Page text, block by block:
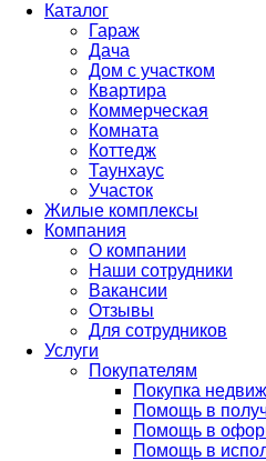
Каталог
Гараж
Дача
Дом с участком
Квартира
Коммерческая
Комната
Коттедж
Таунхаус
Участок
Жилые комплексы
Компания
О компании
Наши сотрудники
Вакансии
Отзывы
Для сотрудников
Услуги
Покупателям
Покупка
Помощь в
Помощь в
Помощь в